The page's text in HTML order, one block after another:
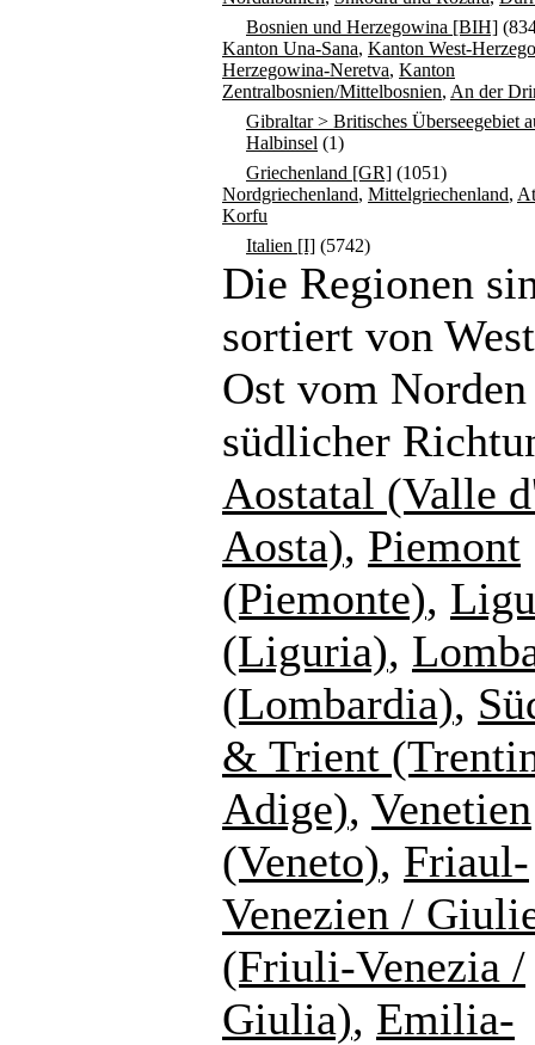
Bosnien und Herzegowina [BIH]
Kanton Una-Sana, Kanton West-
Herzegowina-Neretva, Kanton
Zentralbosnien/Mittelbosnien, An der
Gibraltar > Britisches Überseegebiet
Halbinsel (1)
Griechenland [GR] (1051)
Nordgriechenland, Mittelgriechenland,
Korfu
Italien [I] (5742)
Die Regionen
sortiert von
Ost vom
südlicher
Aostatal (Valle
Aosta), Piemont
(Piemonte),
(Liguria),
(Lombardia),
& Trient
Adige), Venetien
(Veneto), Friaul-
Venezien /
(Friuli-Venezia /
Giulia), Emilia-